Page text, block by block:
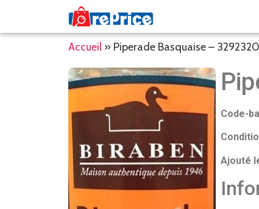
Accueil » Piperade Basquaise –
Code-
Ajouté